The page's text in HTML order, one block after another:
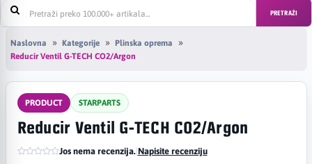
PRETRAŽI
Naslovna Kategorije
Plinska oprema
Reducir Ventil G-TECH CO2/Argon
PRODUCT STARPARTS
Reducir Ventil G-TECH CO2/Argon
Jos nema recenzija.|Napisite recenziju